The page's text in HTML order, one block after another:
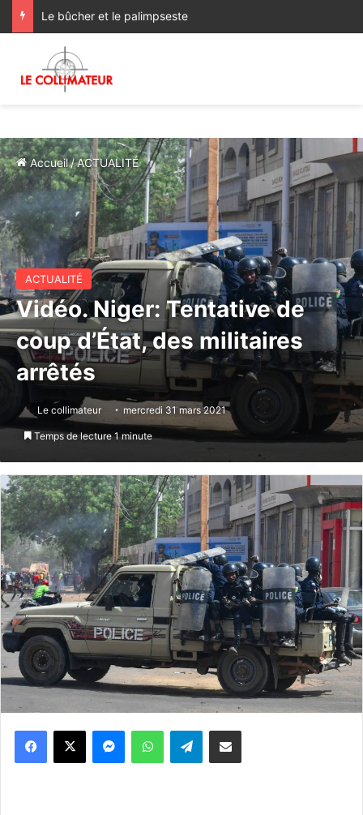
Le bûcher et le palimpseste
Accueil/ACTUALITÉ
ACTUALITÉ
Vidéo. Niger: Tentative de
coup d’État, des militaires
arrêtés
Le collimateur mercredi 31 mars 2021
Temps de lecture 1 minute
WhatsApp Telegram